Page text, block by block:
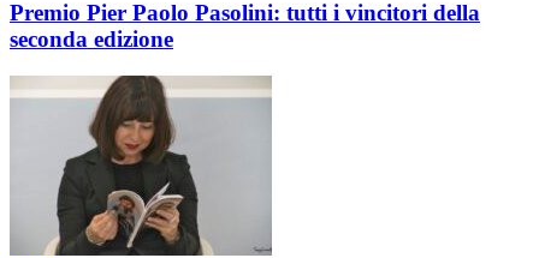
Premio Pier Paolo Pasolini: tutti i vincitori della
seconda edizione